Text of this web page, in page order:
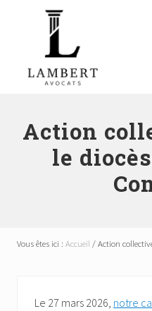
Responsabilité
civile,
collectifs
environs
Action
le
Vous êtes ici : Accueil /Action
Le 27 mars 2026, notre